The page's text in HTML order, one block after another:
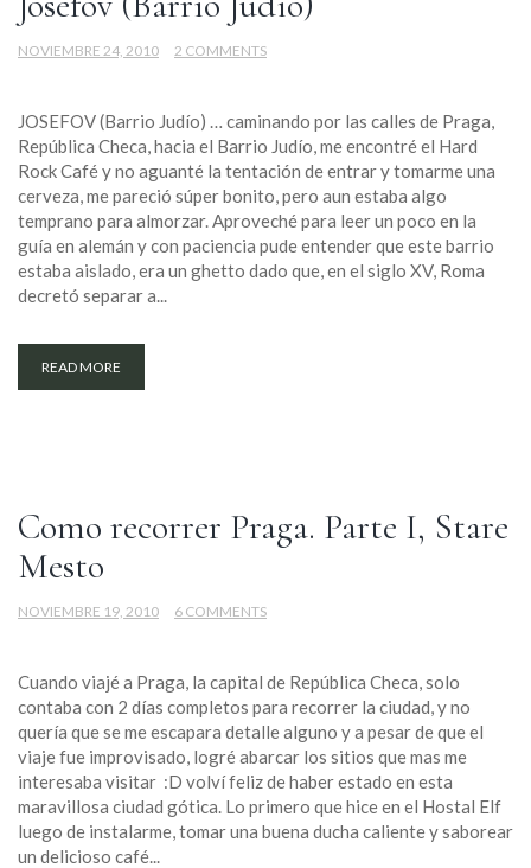
NOVIEMBRE 24, 2010 2 COMMENTS
JOSEFOV (Barrio Judío) … caminando por las calles de Praga,
República Checa, hacia el Barrio Judío, me encontré el Hard
Rock Café y no aguanté la tentación de entrar y tomarme una
cerveza, me pareció súper bonito, pero aun estaba algo
temprano para almorzar. Aproveché para leer un poco en la
guía en alemán y con paciencia pude entender que este barrio
estaba aislado, era un ghetto dado que, en el siglo XV, Roma
decretó separar a...
READ MORE
Como recorrer Praga. Parte I, Stare
Mesto
NOVIEMBRE 19, 2010 6 COMMENTS
Cuando viajé a Praga, la capital de República Checa, solo
contaba con 2 días completos para recorrer la ciudad, y no
quería que se me escapara detalle alguno y a pesar de que el
viaje fue improvisado, logré abarcar los sitios que mas me
interesaba visitar :D volví feliz de haber estado en esta
maravillosa ciudad gótica. Lo primero que hice en el Hostal Elf
luego de instalarme, tomar una buena ducha caliente y saborear
un delicioso café...